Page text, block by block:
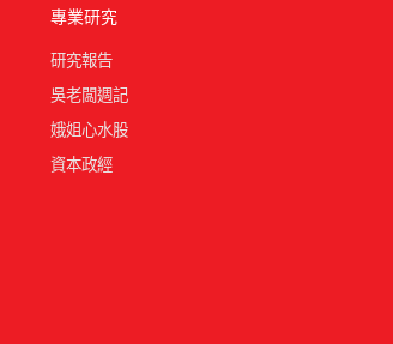
專業研究
研究報告
吳老闆週記
娥姐心水股
資本政經